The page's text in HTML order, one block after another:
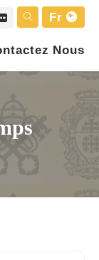
Fr
Nous